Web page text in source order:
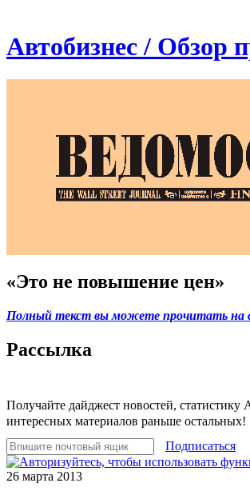
Автобизнес / Обзор
«Это не повышение цен»
Полный текст вы можете прочитать на
Рассылка
Получайте дайджест новостей,
интересных материалов раньше остальных!
Подписаться
26 марта 2013